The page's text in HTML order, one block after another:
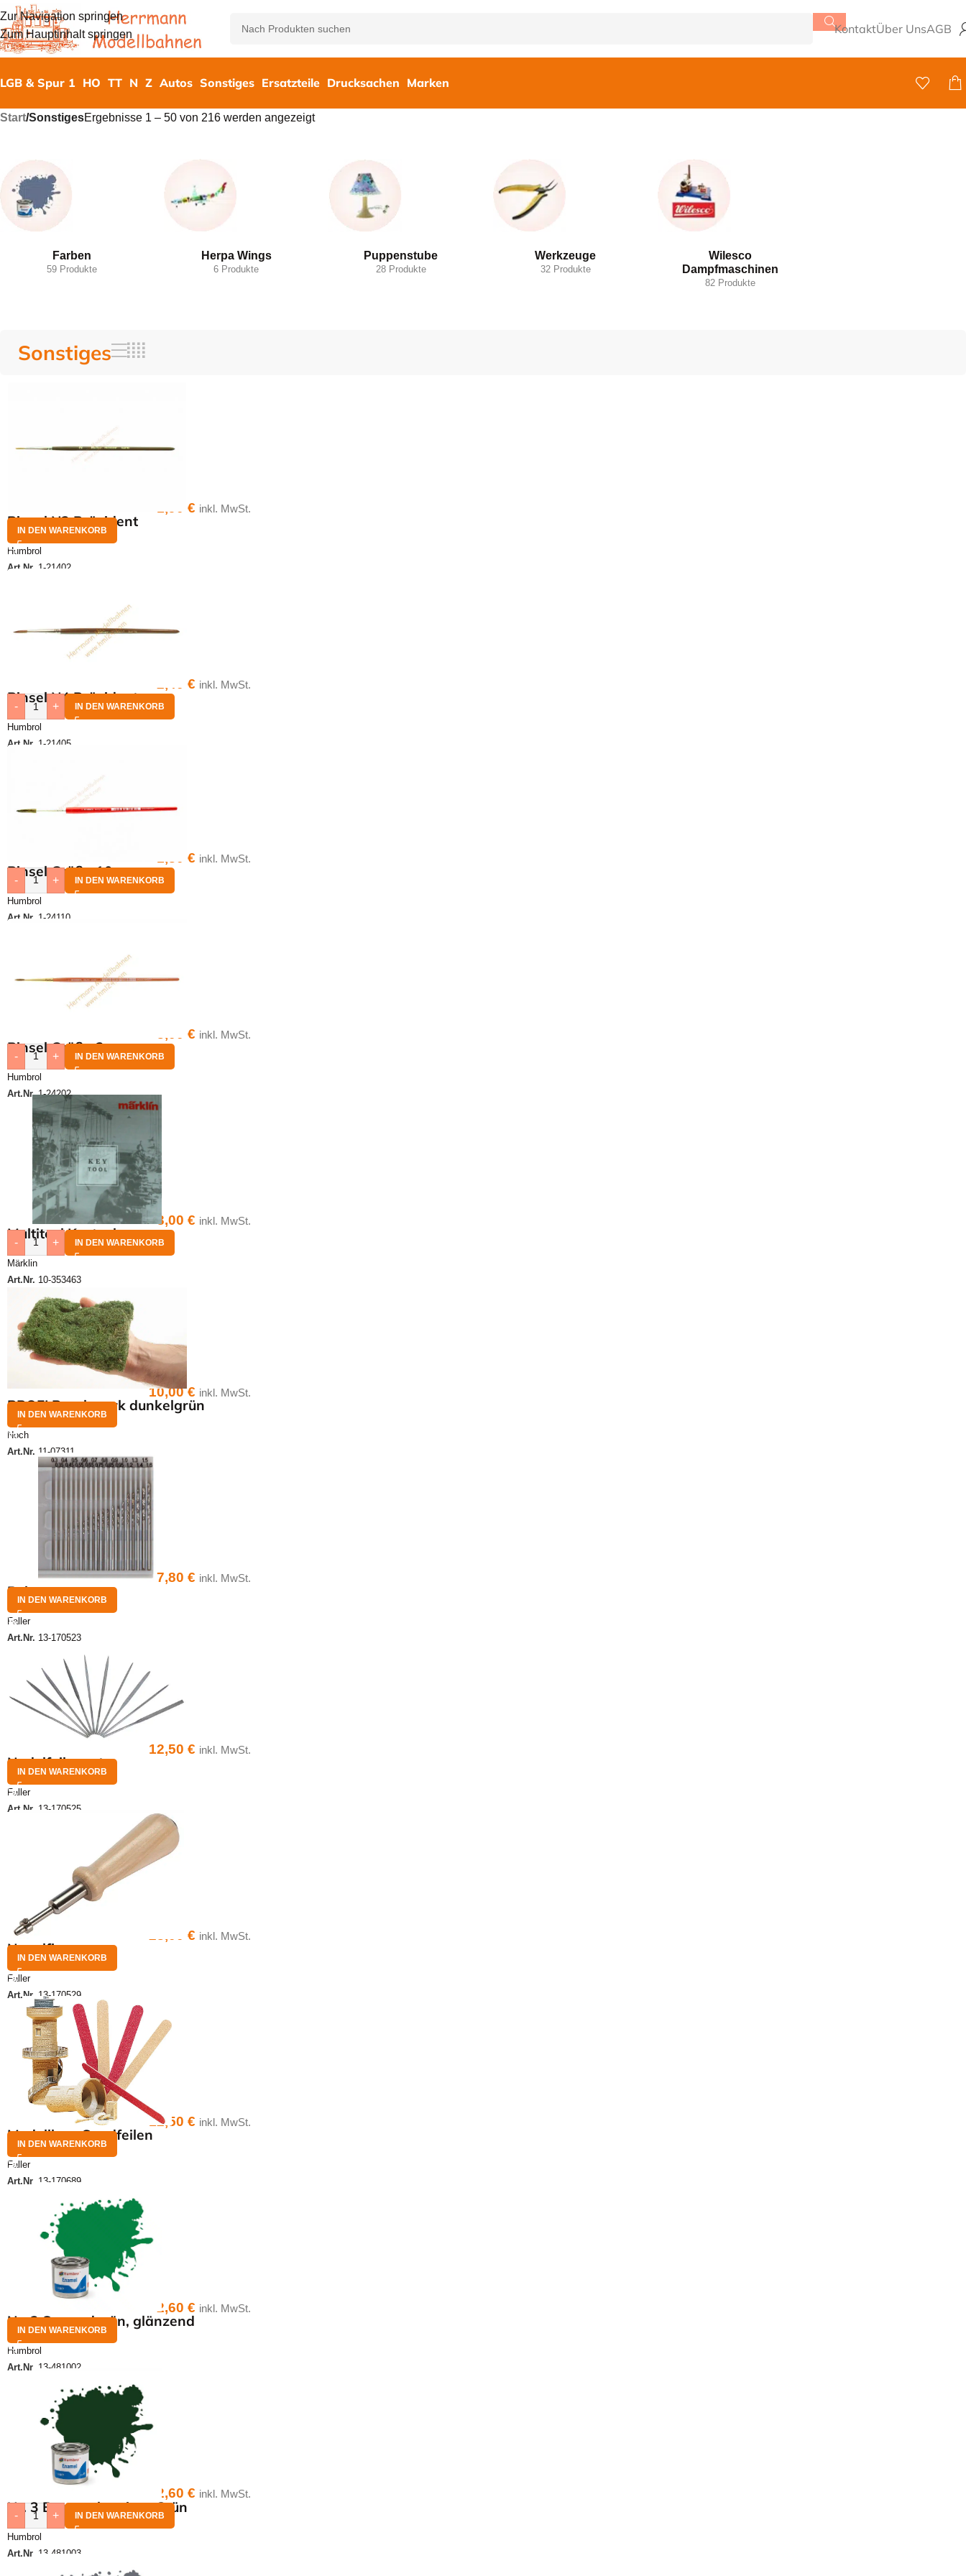
Zur Navigation springen
Zum Hauptinhalt springen
KontaktÜber UnsAGB
LGB & Spur 1 HO TT N Z Autos Sonstiges Ersatzteile Drucksachen Marken
Start/SonstigesErgebnisse 1 – 50 von 216 werden angezeigt
Farben
59 Produkte
Herpa Wings
6 Produkte
Puppenstube
28 Produkte
Werkzeuge
32 Produkte
Wilesco
Dampfmaschinen
82 Produkte
Sonstiges
Pinsel N2 Präsident
Humbrol
Art.Nr. 1-21402
1,90€ inkl. MwSt.
IN DEN WARENKORB
Pinsel N4 Präsident
Humbrol
Art.Nr. 1-21405
2,40€ inkl. MwSt.
-
+ IN DEN WARENKORB
Pinsel Größe 10
Humbrol
Art.Nr. 1-24110
1,80€ inkl. MwSt.
-
+ IN DEN WARENKORB
Pinsel Größe 2
Humbrol
Art.Nr.1-24202
3,00€ inkl. MwSt.
-
+ IN DEN WARENKORB
Multitool Keytool
Märklin
Art.Nr. 10-353463
3,00€ inkl. MwSt.
-
+ IN DEN WARENKORB
PROFI Buschwerk dunkelgrün
Noch
Art.Nr. 11-07311
10,00€ inkl. MwSt.
IN DEN WARENKORB
Bohrersatz
Faller
Art.Nr. 13-170523
17,80€ inkl. MwSt.
IN DEN WARENKORB
Nadelfeilensatz
Faller
Art.Nr. 13-170525
12,50€ inkl. MwSt.
IN DEN WARENKORB
Nagelfix
Faller
Art.Nr. 13-170529
23,00€ inkl. MwSt.
IN DEN WARENKORB
Modellbau-Sandfeilen
Faller
Art.Nr. 13-170689
12,50€ inkl. MwSt.
IN DEN WARENKORB
Nr. 2 Smaradgrün, glänzend
Humbrol
Art.Nr. 13-481002
2,60€ inkl. MwSt.
IN DEN WARENKORB
Nr. 3 Braunschweiger Grün
Humbrol
Art.Nr. 13-481003
2,60€ inkl. MwSt.
-
+ IN DEN WARENKORB